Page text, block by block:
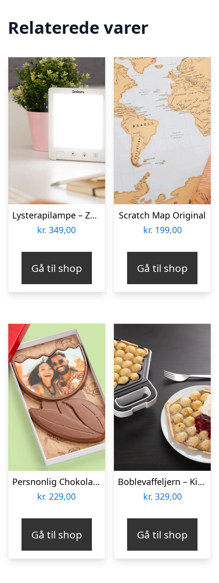
Relaterede varer
Lysterapilampe – Zenkuru
kr. 349,00
Gå til shop
Scratch Map Original
kr. 199,00
Gå til shop
Persnonlig Chokoladeblomst med Billede
kr. 229,00
Gå til shop
Boblevaffeljern – KitchPro
kr. 329,00
Gå til shop